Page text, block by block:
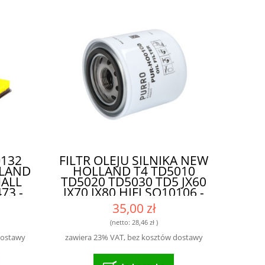
-
I
FILTR OLEJU SILNIKA NEW
HOLLAND T4 TD5010
TD5020 TD5030 TD5 JX60
JX70 JX80 HIFI SO10106 -
NAJLEPSZY WYBÓR DLA
MASZYN ROLNICZYCH
35,00 zł
(netto: 28,46 zł)
zawiera 23% VAT, bez kosztów dostawy